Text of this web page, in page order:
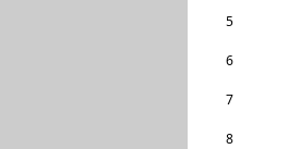
5
6
7
8